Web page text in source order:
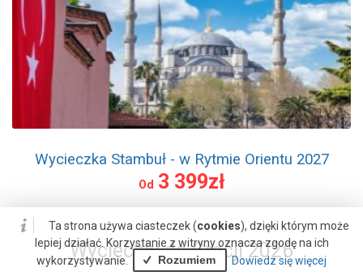
Ta strona używa ciasteczek (cookies), dzięki którym może
lepiej działać. Korzystanie z witryny oznacza zgodę na ich
wykorzystywanie.
Rozumiem Dowiedz się więcej
Wycieczka Stambuł - w Rytmie Orientu 2027
Od 3 399zł
Wycieczki do Grecji 2026